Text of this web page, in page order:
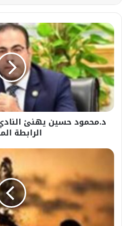
د.محمود
حسين
يهنئ
النادي
المصري
بفوزه
بكأس
الرابطة
المصرية
د.محمود حسين يهنئ
الرابطة
#تحذير
#الأرصاد
الجوية
عن
طقس